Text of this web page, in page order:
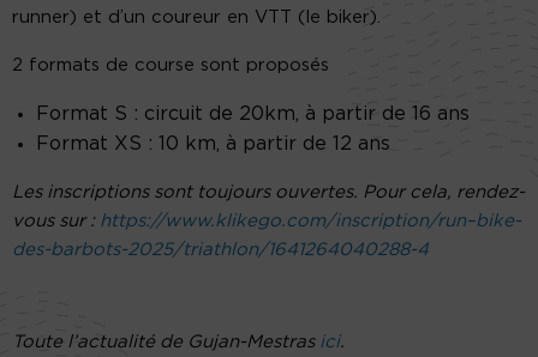
runner) et d’un coureur en VTT (le biker).
2 formats de course sont proposés
Format S : circuit de 20km, à partir de 16 ans
Format XS : 10 km, à partir de 12 ans
Les inscriptions sont toujours ouvertes. Pour cela, rendez-
vous sur : https://www.klikego.com/inscription/run–bike-
des-barbots-2025/triathlon/1641264040288-4
Toute l’actualité de Gujan-Mestras ici.